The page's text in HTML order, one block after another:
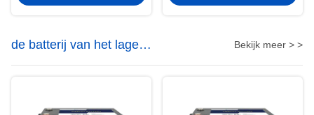
de batterij van het lage
temperatuurlithium
Bekijk meer > >